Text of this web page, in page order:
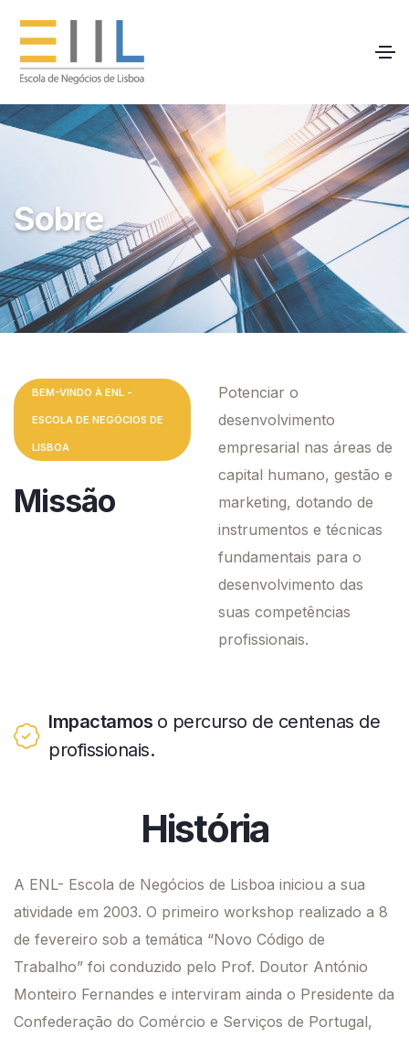
Sobre
BEM-VINDO À ENL -
ESCOLA DE NEGÓCIOS DE
LISBOA
Missão
Potenciar o
desenvolvimento
empresarial nas áreas de
capital humano, gestão e
marketing, dotando de
instrumentos e técnicas
fundamentais para o
desenvolvimento das
suas competências
profissionais.
Impactamos o percurso de centenas de
profissionais.
História
A ENL- Escola de Negócios de Lisboa iniciou a sua
atividade em 2003. O primeiro workshop realizado a 8
de fevereiro sob a temática “Novo Código de
Trabalho” foi conduzido pelo Prof. Doutor António
Monteiro Fernandes e interviram ainda o Presidente da
Confederação do Comércio e Serviços de Portugal,